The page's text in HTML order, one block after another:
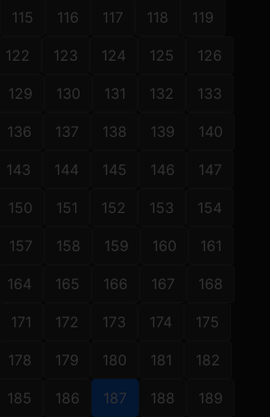
115 116 117 118 119
122 123 124 125 126
129 130 131 132 133
136 137 138 139 140
143 144 145 146 147
150 151 152 153 154
157 158 159 160 161
164 165 166 167 168
171 172 173 174 175
178 179 180 181 182
185 186 187 188 189